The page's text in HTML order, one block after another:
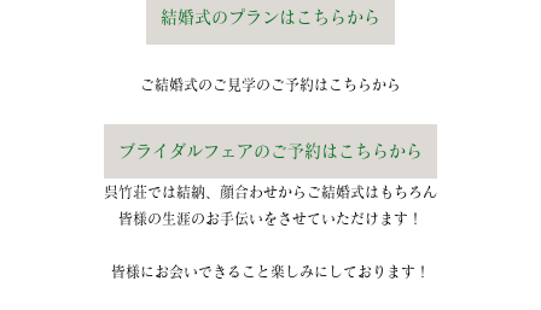
結婚式のプランはこちらから
ご結婚式のご見学のご予約はこちらから
ブライダルフェアのご予約はこちらから
呉竹荘では結納、顔合わせからご結婚式はもちろん
皆様の生涯のお手伝いをさせていただけます！
皆様にお会いできること楽しみにしております！